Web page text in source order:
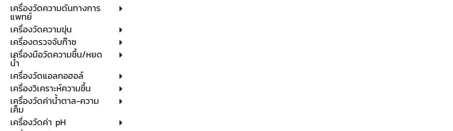
เครื่องวัดความดันทางการ
แพทย์
เครื่องวัดความขุ่น
เครื่องตรวจจับก๊าซ
เครื่องมือวัดความชื้น/หยด
น้ำ
เครื่องวัดแอลกอฮอล์
เครื่องวิเคราะห์ความชื้น
เครื่องวัดค่าน้ำตาล-ความ
เค็ม
เครื่องวัดค่า pH